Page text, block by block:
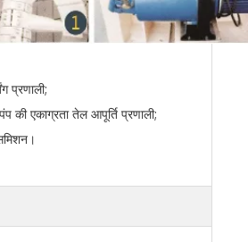
प्रणाली;
की एकाग्रता तेल आपूर्ति प्रणाली;